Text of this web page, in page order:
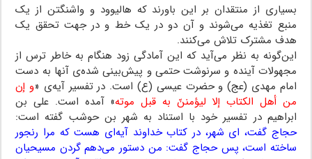
بسیاری از منتقدان بر این باورند که هالیوود و واشنگتن از یک
منبع تغذیه می‌شوند و آن دو در یک خط و در جهت تحقق یک
هدف مشترک تلاش می‌کنند.
این‌گونه به نظر می‌آید که این آمادگی زود هنگام به خاطر ترس از
مجهولات آینده و سرنوشت حتمی و پیش‌بینی شده‌ی آنها به دست
امام مهدی (عج) و حضرت عیسی (ع) است. در تفسیر آیه‌ی «و إن
من أهل الکتاب إلا لیؤمننّ به قبل موته» آمده است. علی بن
ابراهیم در تفسیر خود با استناد به شهر بن حوشب گفته است:
حجاج گفت، ای شهر، در کتاب خداوند آیه‌ای هست که مرا رنجور
ساخته است، پس حجاج گفت: من دستور می‌دهم گردن مسیحیان